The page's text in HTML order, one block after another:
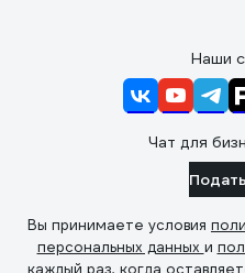
Наши
Чат для
Вы принимаете условия
персональных данных и
каждый раз, когда